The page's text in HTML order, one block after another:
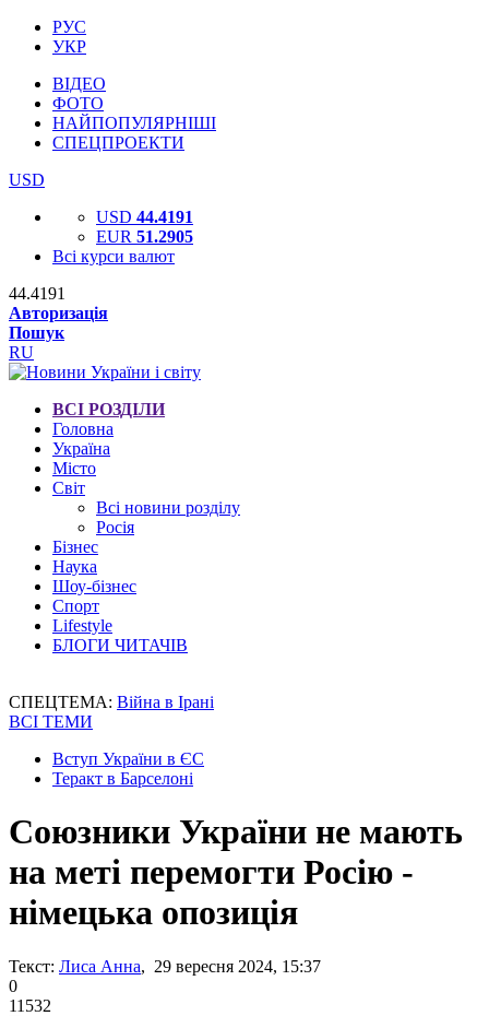
РУС
УКР
ВІДЕО
ФОТО
НАЙПОПУЛЯРНІШІ
СПЕЦПРОЕКТИ
USD
USD 44.4191
EUR 51.2905
Всі курси валют
44.4191
Авторизація
Пошук
RU
ВСІ РОЗДІЛИ
Головна
Україна
Місто
Світ
Всі новини розділу
Росія
Бізнес
Наука
Шоу-бізнес
Спорт
Lifestyle
БЛОГИ ЧИТАЧІВ
СПЕЦТЕМА: Війна в Ірані
ВСІ ТЕМИ
Вступ України в ЄС
Теракт в Барселоні
Союзники України не мають
на меті перемогти Росію -
німецька опозиція
Текст: Лиса Анна, 29 вересня 2024, 15:37
0
11532